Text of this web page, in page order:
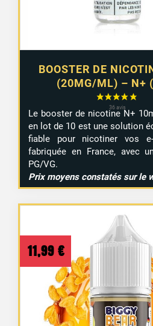
BOOSTER DE
(20MG/ML) – N+
9,29 €
Le booster de nicotine N+
en lot de 10 est une solution
fiable pour nicotiner vos e-
fabriquée en France, avec
PG/VG.
Prix moyens constatés sur le
11,99 €